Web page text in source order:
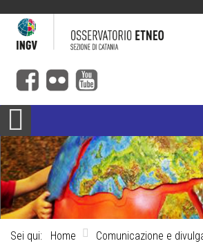
Sei qui: Home Comunicazione e